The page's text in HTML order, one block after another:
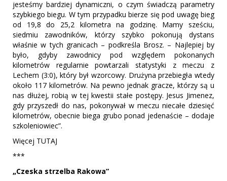
jesteśmy bardziej dynamiczni, o czym świadczą parametry
szybkiego biegu. W tym przypadku bierze się pod uwagę bieg
od 19,8 do 25,2 kilometra na godzinę. Mamy sześciu,
siedmiu zawodników, którzy szybko pokonują dystans
właśnie w tych granicach – podkreśla Brosz. – Najlepiej by
było, gdyby zawodnicy pod względem pokonanych
kilometrów regularnie powtarzali statystyki z meczu z
Lechem (3:0), który był wzorcowy. Drużyna przebiegła wtedy
około 117 kilometrów. Na pewno jednak gracze, którzy są u
nas dłużej, robią w tej kwestii stałe postępy. Jesus Jimenez,
gdy przyszedł do nas, pokonywał w meczu niecałe dziesięć
kilometrów, obecnie biega grubo ponad jedenaście – dodaje
szkoleniowiec”.
Więcej TUTAJ
***
„Czeska strzelba Rakowa”